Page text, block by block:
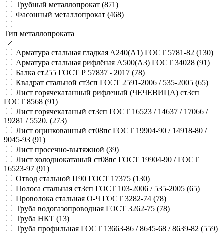
Трубный металлопрокат (871)
Фасонный металлопрокат (468)
Тип металлопроката
Арматура стальная гладкая А240(А1) ГОСТ 5781-82 (130)
Арматура стальная рифлёная А500(А3) ГОСТ 34028 (91)
Балка ст255 ГОСТ Р 57837 - 2017 (78)
Квадрат стальной ст3сп ГОСТ 2591-2006 / 535-2005 (65)
Лист горячекатанный рифленый (ЧЕЧЕВИЦА) ст3сп
ГОСТ 8568 (91)
Лист горячекатаный ст3сп ГОСТ 16523 / 14637 / 17066 /
19281 / 5520. (273)
Лист оцинкованный ст08пс ГОСТ 19904-90 / 14918-80 /
9045-93 (91)
Лист просечно-вытяжной (39)
Лист холоднокатаный ст08пс ГОСТ 19904-90 / ГОСТ
16523-97 (91)
Отвод стальной П90 ГОСТ 17375 (130)
Полоса стальная ст3сп ГОСТ 103-2006 / 535-2005 (65)
Проволока стальная О-Ч ГОСТ 3282-74 (78)
Труба водогазопроводная ГОСТ 3262-75 (78)
Труба НКТ (13)
Труба профильная ГОСТ 13663-86 / 8645-68 / 8639-82 (559)